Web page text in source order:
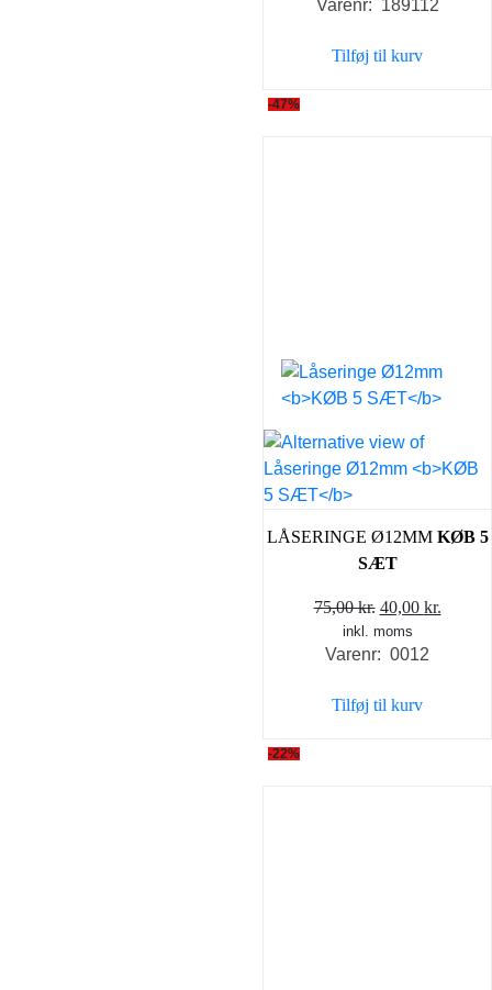
Varenr: 189112
Tilføj til kurv
-47%
LÅSERINGE Ø12MM KØB 5
SÆT
75,00kr. Den
oprindelige
pris
75,00 kr..
40,00 kr.
inkl. moms
Varenr: 0012
Tilføj til kurv
-22%